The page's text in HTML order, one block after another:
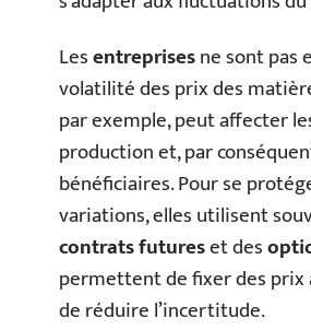
Lesentreprisesne sont pas
volatilité des prix des
par exemple, peut affecter
production et, par
bénéficiaires. Pour se
variations, elles utilisent
contrats futureset des
permettent de fixer des prix
de réduire l’incertitude.